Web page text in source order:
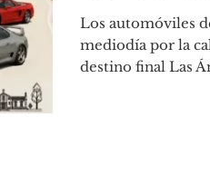
Los automóviles
mediodía por la
destino final Las